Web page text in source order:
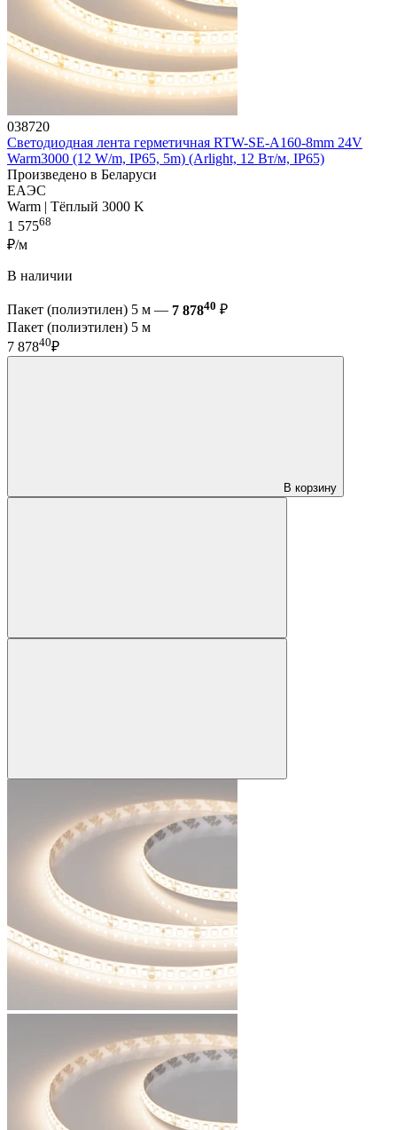
038720
Светодиодная лента герметичная RTW-SE-A160-8mm 24V
Warm3000 (12 W/m, IP65, 5m) (Arlight, 12 Вт/м, IP65)
Произведено в Беларуси
ЕАЭС
Warm | Тёплый 3000 K
1 57568
₽/м
В наличии
Пакет (полиэтилен) 5 м — 7 87840 ₽
Пакет (полиэтилен) 5 м
7 87840₽
В корзину